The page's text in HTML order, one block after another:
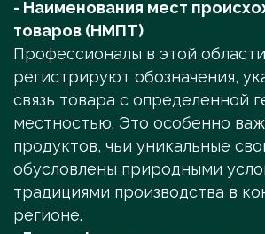
- Наименования мест
товаров (НМПТ)
Профессионалы в этой области
регистрируют обозначения,
связь товара с определенной
местностью. Это особенно
продуктов, чьи уникальные
обусловлены природными
традициями производства в
регионе.